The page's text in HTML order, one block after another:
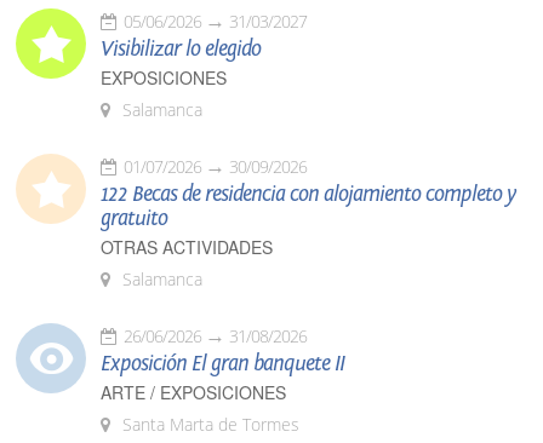
05/06/2026 31/03/2027
Visibilizar lo elegido
EXPOSICIONES
Salamanca
01/07/2026 30/09/2026
122 Becas de residencia con alojamiento completo y
gratuito
OTRAS ACTIVIDADES
Salamanca
26/06/2026 31/08/2026
Exposición El gran banquete II
ARTE / EXPOSICIONES
Santa Marta de Tormes